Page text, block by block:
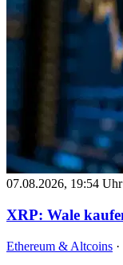
07.08.2026, 19:54 Uhr
XRP: Wale
Ethereum & Altcoins ·